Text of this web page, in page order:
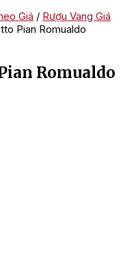
Giá / Rượu Vang Giá
Pian Romualdo
Romualdo